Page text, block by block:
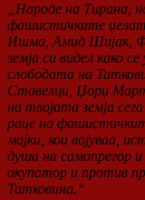
„Народе на Тирана,
фашистичките
Ишма, Амид Шијак,
земја си видел како се
слободата на
Ставелци, Џорџ
на твојата земја
раце на
мајки, кои војуваа,
душа на
окупатор и против
Татковина.“